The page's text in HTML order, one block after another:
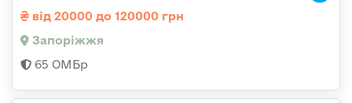
від 20000 до 120000 грн
Запоріжжя
65 ОМБр